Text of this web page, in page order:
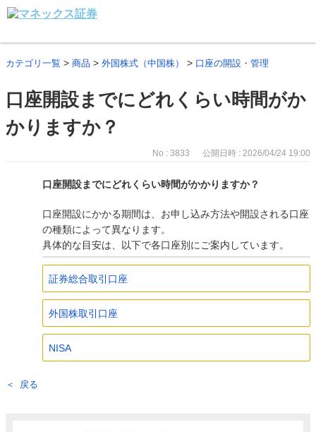
カテゴリ一覧 > 商品 > 外国株式（中国株） > 口座の開設・管理
口座開設までにどれくらい時間がか
かりますか？
No : 3833 公開日時 : 2026/04/24 19:00
口座開設までにどれくらい時間がかかりますか？
口座開設にかかる期間は、お申し込み方法や開設される口座
の種類によって異なります。
具体的な目安は、以下で各口座別にご案内しています。
証券総合取引口座
外国株取引口座
NISA
戻る